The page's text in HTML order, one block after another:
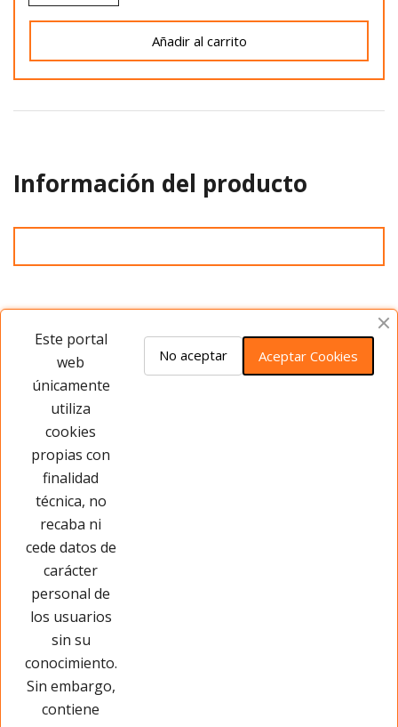
Añadir al carrito
Información del producto
Opiniones del producto
Este producto no tiene opiniones ¡Sé
Este portal
web
únicamente
utiliza
cookies
propias con
finalidad
técnica, no
recaba ni
cede datos de
carácter
personal de
los usuarios
sin su
conocimiento.
Sin embargo,
contiene
Aceptar Cookies
No aceptar